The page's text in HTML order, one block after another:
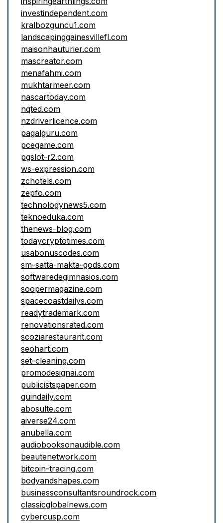
investindependent.com
kralbozguncu1.com
landscapinggainesvillefl.com
maisonhauturier.com
mascreator.com
menafahmi.com
mukhtarmeer.com
nascartoday.com
nqted.com
nzdriverlicence.com
pagalguru.com
pcegame.com
pgslot-r2.com
ws-expression.com
zchotels.com
zepfo.com
technologynews5.com
teknoeduka.com
thenews-blog.com
todaycryptotimes.com
usabonuscodes.com
sm-satta-makta-gods.com
softwaredegimnasios.com
soopermagazine.com
spacecoastdailys.com
readytrademark.com
renovationsrated.com
scoziarestaurant.com
seohart.com
set-cleaning.com
promodesignai.com
publicistspaper.com
quindaily.com
abosulte.com
aiverse24.com
anubella.com
audiobooksonaudible.com
beautenetwork.com
bitcoin-tracing.com
bodyandshapes.com
businessconsultantsroundrock.com
classicglobalnews.com
cybercusp.com